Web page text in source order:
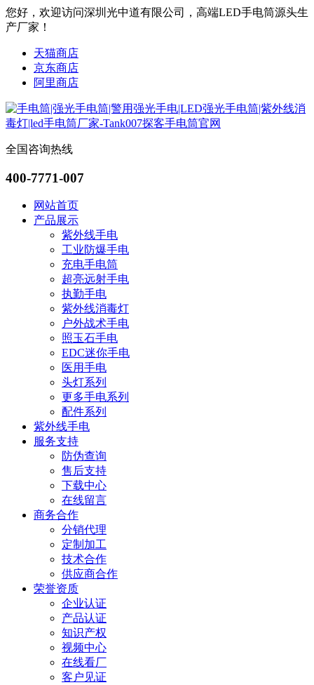
您好，欢迎访问深圳光中道有限公司，高端LED手电筒源头生
产厂家！
天猫商店
京东商店
阿里商店
全国咨询热线
400-7771-007
网站首页
产品展示
紫外线手电
工业防爆手电
充电手电筒
超亮远射手电
执勤手电
紫外线消毒灯
户外战术手电
照玉石手电
EDC迷你手电
医用手电
头灯系列
更多手电系列
配件系列
紫外线手电
服务支持
防伪查询
售后支持
下载中心
在线留言
商务合作
分销代理
定制加工
技术合作
供应商合作
荣誉资质
企业认证
产品认证
知识产权
视频中心
在线看厂
客户见证